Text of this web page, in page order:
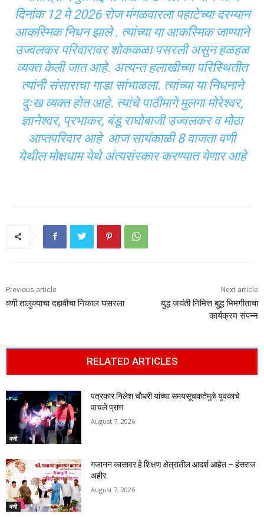
दिनांक 12 मे 2026 रोज मंगळवारला पहाटेच्या दरम्यान
आकस्मिक निधन झाले . त्यांच्या या आकस्मिक जाण्याने
उज्वलकर परिवारावर शोककळा पसरली असुन हळहळ
व्यक्त केली जात आहे. अत्यन्त हलाखीच्या परिस्थितीत
त्यांनी संसाराचा गाडा सांभाळला. त्यांच्या या निधनाने
दुःख व्यक्त होत आहे. त्यांचे पाठीमागे मुलगा मोरेश्वर,
ज्ञानेश्वर, प्रभाकर, बंडू राघोबाजी उज्वलकर व मोठा
आप्तपरिवार आहे आज सायंकाळी 8 वाजता वणी
येथील मोक्षधाम येथे अंत्यसंस्कार करण्यात येणार आहे
Previous article
वणी तालुक्याचा दहावीचा निकाल घसरला
Next article
बुद्ध जयंती निमित्त बुद्ध भिमगीताचा
कार्यक्रम संपन्न
RELATED ARTICLES
वणी
पत्रकार निलेश चौधरी यांच्या समयसूचकतेमुळे युवकाचे
वाचले प्राण
August 7, 2026
वणी
गजानन कासावर हे शिक्षण क्षेत्रातील आदर्श आहेत – हंसराज
अहीर
August 7, 2026